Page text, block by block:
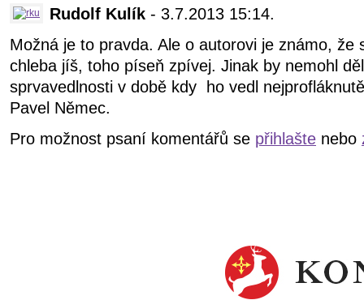
Rudolf Kulík - 3.7.2013 15:14.
Možná je to pravda. Ale o autorovi je známo, že
chleba jíš, toho píseň zpívej. Jinak by nemohl
sprvavedlnosti v době kdy ho vedl
Pavel Němec.
Pro možnost psaní komentářů se přihlašte nebo